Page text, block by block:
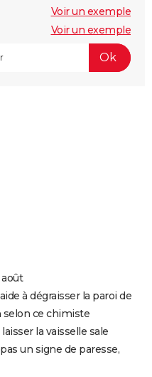
Voir un exemple
Voir un exemple
août
à dégraisser la paroi de
selon ce chimiste
la vaisselle sale
un signe de paresse,